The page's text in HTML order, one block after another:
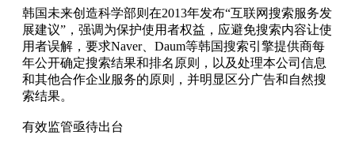
韩国未来创造科学部则在2013年发布“互联网搜索服务发
展建议”，强调为保护使用者权益，应避免搜索内容让使
用者误解，要求Naver、Daum等韩国搜索引擎提供商每
年公开确定搜索结果和排名原则，以及处理本公司信息
和其他合作企业服务的原则，并明显区分广告和自然搜
索结果。
有效监管亟待出台